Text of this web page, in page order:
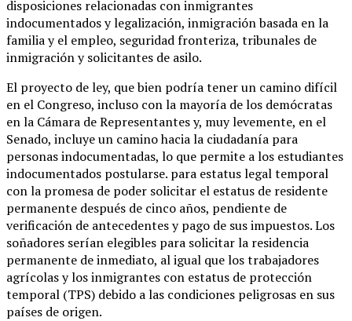
disposiciones relacionadas con inmigrantes
indocumentados y legalización, inmigración basada en la
familia y el empleo, seguridad fronteriza, tribunales de
inmigración y solicitantes de asilo.
El proyecto de ley, que bien podría tener un camino difícil
en el Congreso, incluso con la mayoría de los demócratas
en la Cámara de Representantes y, muy levemente, en el
Senado, incluye un camino hacia la ciudadanía para
personas indocumentadas, lo que permite a los estudiantes
indocumentados postularse. para estatus legal temporal
con la promesa de poder solicitar el estatus de residente
permanente después de cinco años, pendiente de
verificación de antecedentes y pago de sus impuestos. Los
soñadores serían elegibles para solicitar la residencia
permanente de inmediato, al igual que los trabajadores
agrícolas y los inmigrantes con estatus de protección
temporal (TPS) debido a las condiciones peligrosas en sus
países de origen.